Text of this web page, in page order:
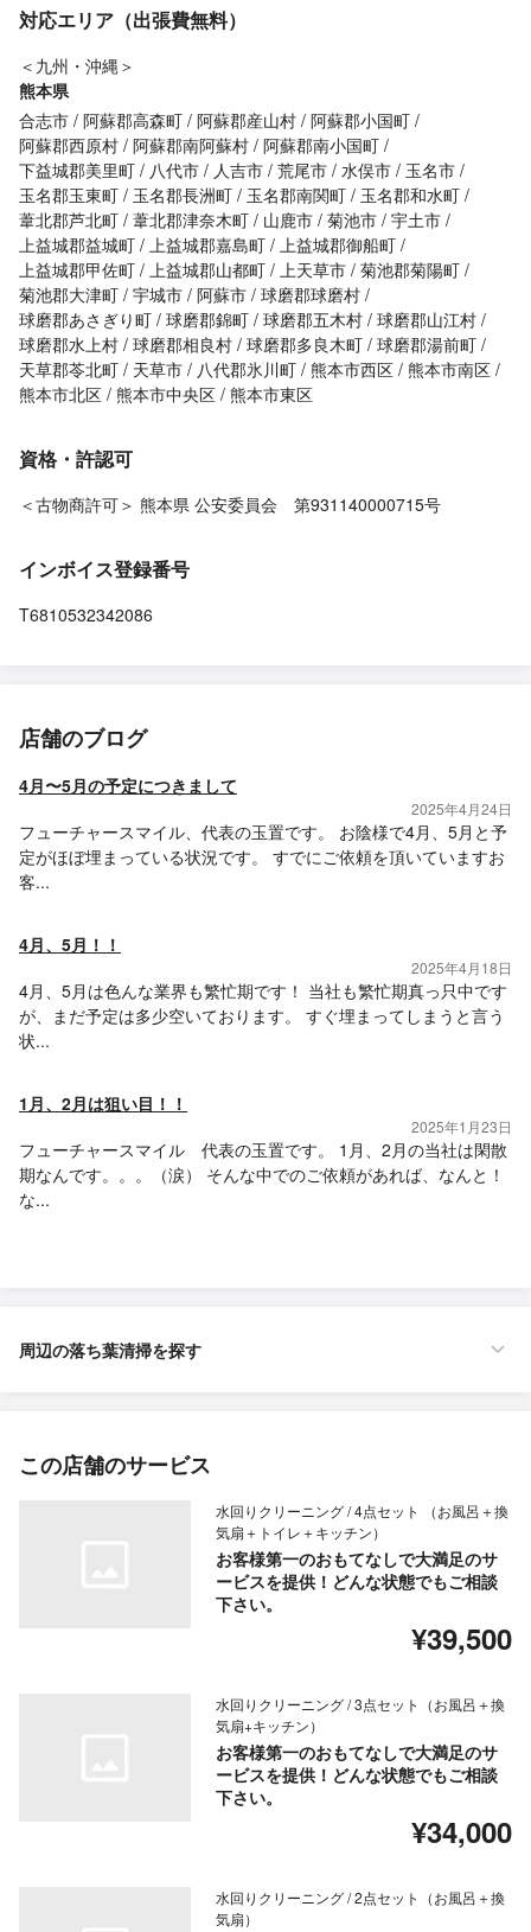
対応エリア（出張費無料）
＜九州・沖縄＞
熊本県
合志市 阿蘇郡高森町 阿蘇郡産山村 阿蘇郡小国町
阿蘇郡西原村 阿蘇郡南阿蘇村 阿蘇郡南小国町
下益城郡美里町
八代市 人吉市 荒尾市 水俣市
玉名市
玉名郡玉東町
玉名郡長洲町 玉名郡南関町
玉名郡和水町
葦北郡芦北町 葦北郡津奈木町 山鹿市 菊池市 宇土市
上益城郡益城町 上益城郡嘉島町 上益城郡御船町
上益城郡甲佐町 上益城郡山都町 上天草市 菊池郡菊陽町
菊池郡大津町 宇城市 阿蘇市 球磨郡球磨村
球磨郡あさぎり町 球磨郡錦町 球磨郡五木村 球磨郡山江村
球磨郡水上村 球磨郡相良村 球磨郡多良木町 球磨郡湯前町
天草郡苓北町
天草市 八代郡氷川町 熊本市西区 熊本市南区
熊本市北区 熊本市中央区 熊本市東区
資格・許認可
＜古物商許可＞ 熊本県 公安委員会 第931140000715号
インボイス登録番号
T6810532342086
店舗のブログ
4月〜5月の予定につきまして
2025年4月24日
フューチャースマイル、代表の玉置です。 お陰様で4月、5月と予
定がほぼ埋まっている状況です。 すでにご依頼を頂いていますお
客...
4月、5月！！
2025年4月18日
4月、5月は色んな業界も繁忙期です！ 当社も繁忙期真っ只中です
が、まだ予定は多少空いております。 すぐ埋まってしまうと言う
状...
1月、2月は狙い目！！
2025年1月23日
フューチャースマイル 代表の玉置です。 1月、2月の当社は閑散
期なんです。。。（涙） そんな中でのご依頼があれば、なんと！
な...
周辺の落ち葉清掃を探す
この店舗のサービス
水回りクリーニング / 4点セット （お風呂＋換
気扇＋トイレ＋キッチン）
お客様第一のおもてなしで大満足のサ
ービスを提供！どんな状態でもご相談
下さい。
¥39,500
水回りクリーニング / 3点セット（お風呂＋換
気扇+キッチン）
お客様第一のおもてなしで大満足のサ
ービスを提供！どんな状態でもご相談
下さい。
¥34,000
水回りクリーニング / 2点セット（お風呂＋換
気扇）